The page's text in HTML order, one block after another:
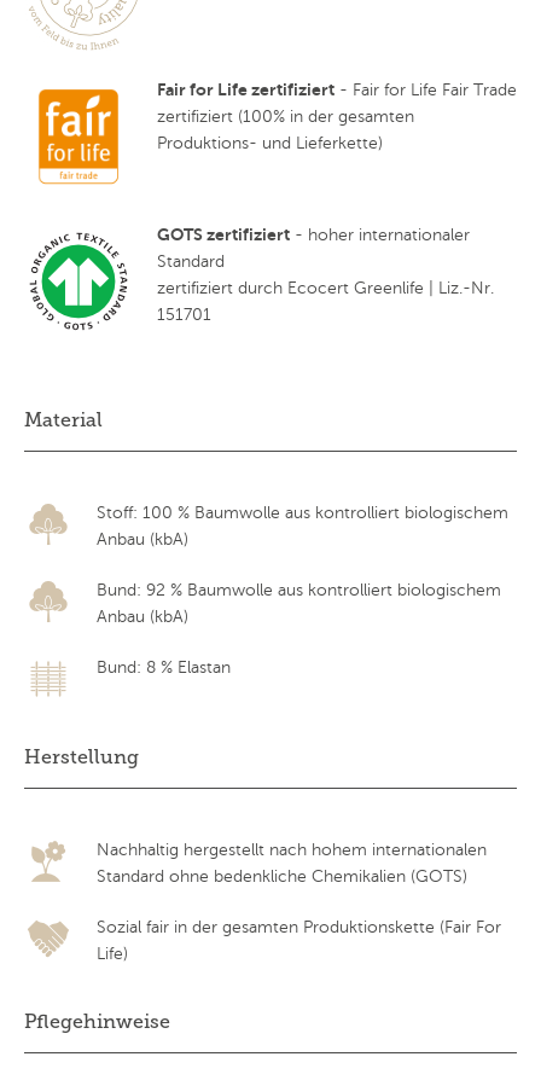
Fair for Life zertifiziert - Fair for Life Fair Trade
zertifiziert (100% in der gesamten
Produktions- und Lieferkette)
GOTS zertifiziert - hoher internationaler
Standard
zertifiziert durch Ecocert Greenlife | Liz.-Nr.
151701
Material
Stoff: 100 % Baumwolle aus kontrolliert biologischem
Anbau (kbA)
Bund: 92 % Baumwolle aus kontrolliert biologischem
Anbau (kbA)
Bund: 8 % Elastan
Herstellung
Nachhaltig hergestellt nach hohem internationalen
Standard ohne bedenkliche Chemikalien (GOTS)
Sozial fair in der gesamten Produktionskette (Fair For
Life)
Pflegehinweise